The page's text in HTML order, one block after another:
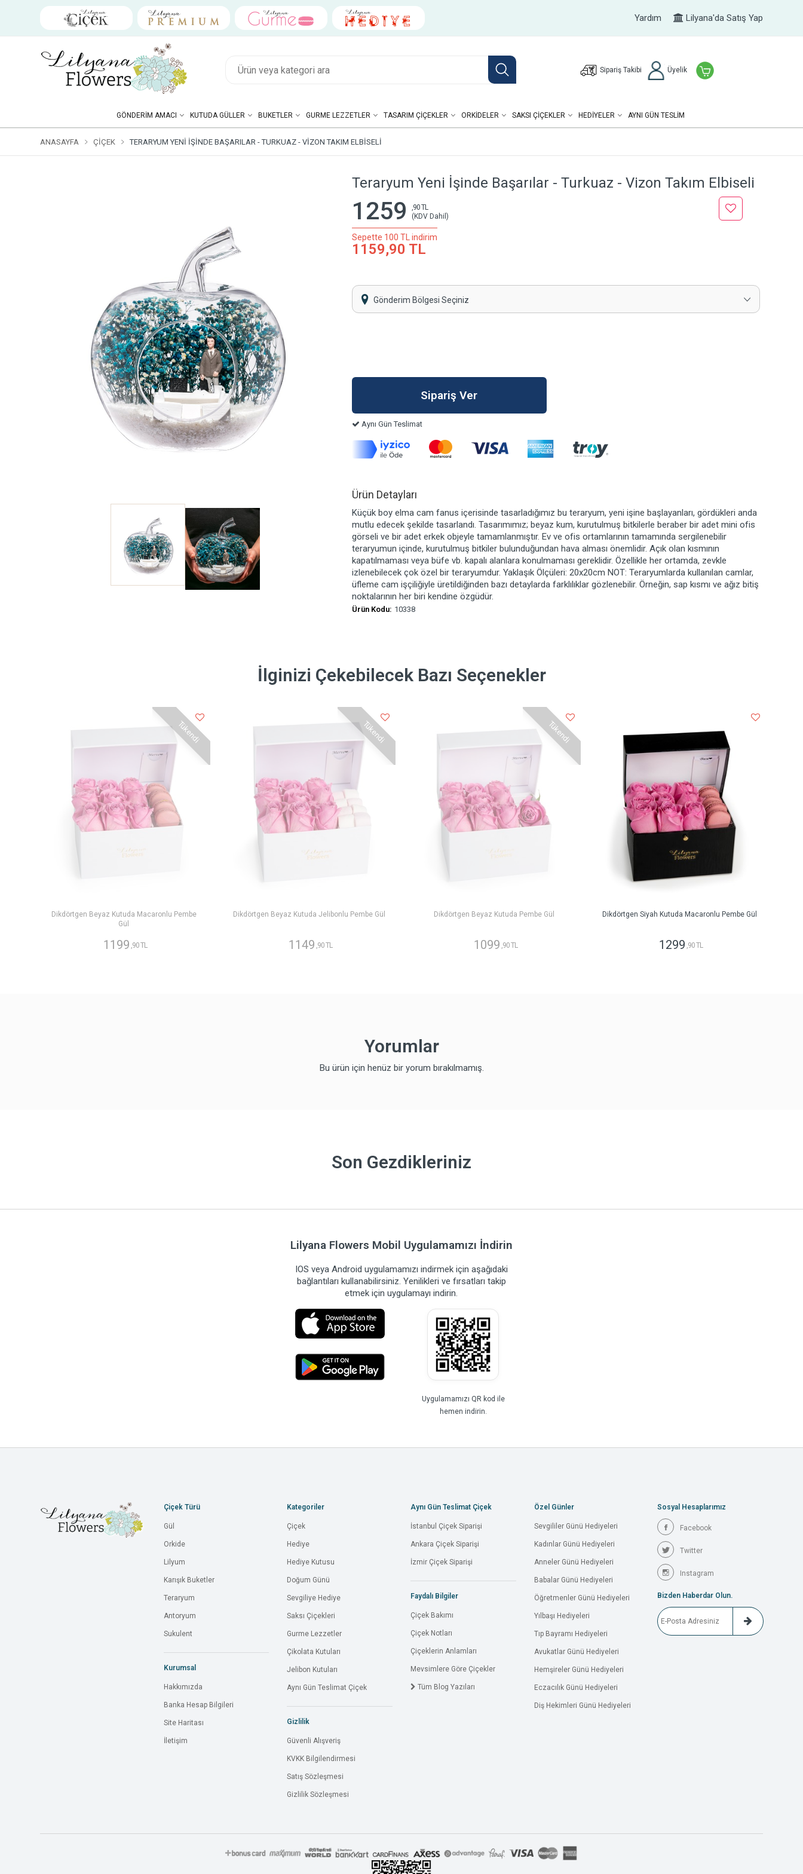
Yardım Lilyana'da Satış Yap
Sipariş Takibi Üyelik
GÖNDERIM AMACI KUTUDA GÜLLER BUKETLER GURME LEZZETLER TASARIM ÇIÇEKLER ORKIDELER SAKSI ÇIÇEKLER HEDIYELER AYNI GÜN TESLİM
ANASAYFA ÇIÇEK TERARYUM YENI İŞINDE BAŞARILAR - TURKUAZ - VIZON TAKIM ELBISELI
Teraryum Yeni İşinde Başarılar - Turkuaz - Vizon Takım Elbiseli
1259
,90 TL
(KDV Dahil)
Sepette 100 TL indirim
1159,90 TL
Gönderim Bölgesi Seçiniz
Aynı Gün Teslimat
Ürün Detayları
Küçük boy elma cam fanus içerisinde tasarladığımız bu teraryum, yeni işine başlayanları, gördükleri anda
mutlu edecek şekilde tasarlandı. Tasarımımız; beyaz kum, kurutulmuş bitkilerle beraber bir adet mini ofis
görseli ve bir adet erkek objeyle tamamlanmıştır. Ev ve ofis ortamlarının tamamında sergilenebilir
teraryumun içinde, kurutulmuş bitkiler bulunduğundan hava alması önemlidir. Açık olan kısmının
kapatılmaması veya büfe vb. kapalı alanlara konulmaması gereklidir. Özellikle her ortamda, zevkle
izlenebilecek çok özel bir teraryumdur. Yaklaşık Ölçüleri: 20x20cm NOT: Teraryumlarda kullanılan camlar,
üfleme cam işçiliğiyle üretildiğinden bazı detaylarda farklılıklar gözlenebilir. Örneğin, sap kısmı ve ağız bitiş
noktalarının her biri kendine özgüdür.
Ürün Kodu: 10338
İlginizi Çekebilecek Bazı Seçenekler
Tükendi
Dikdörtgen Beyaz Kutuda Macaronlu Pembe
Gül
1199 ,90 TL
Tükendi
Dikdörtgen Beyaz Kutuda Jelibonlu Pembe Gül
1149 ,90 TL
Tükendi
Dikdörtgen Beyaz Kutuda Pembe Gül
1099 ,90 TL
Dikdörtgen Siyah Kutuda Macaronlu Pembe Gül
1299 ,90 TL
Yorumlar
Bu ürün için henüz bir yorum bırakılmamış.
Son Gezdikleriniz
Lilyana Flowers Mobil Uygulamamızı İndirin
IOS veya Android uygulamamızı indirmek için aşağıdaki
bağlantıları kullanabilirsiniz. Yenilikleri ve fırsatları takip
etmek için uygulamayı indirin.
Uygulamamızı QR kod ile
hemen indirin.
Çiçek Türü
Gül
Orkide
Lilyum
Karışık Buketler
Teraryum
Antoryum
Sukulent
Kurumsal
Hakkımızda
Banka Hesap Bilgileri
Site Haritası
İletişim
Kategoriler
Çiçek
Hediye
Hediye Kutusu
Doğum Günü
Sevgiliye Hediye
Saksı Çiçekleri
Gurme Lezzetler
Çikolata Kutuları
Jelibon Kutuları
Aynı Gün Teslimat Çiçek
Gizlilik
Güvenli Alışveriş
KVKK Bilgilendirmesi
Satış Sözleşmesi
Gizlilik Sözleşmesi
Aynı Gün Teslimat Çiçek
İstanbul Çiçek Siparişi
Ankara Çiçek Siparişi
İzmir Çiçek Siparişi
Faydalı Bilgiler
Çiçek Bakımı
Çiçek Notları
Çiçeklerin Anlamları
Mevsimlere Göre Çiçekler
Tüm Blog Yazıları
Özel Günler
Sevgililer Günü Hediyeleri
Kadınlar Günü Hediyeleri
Anneler Günü Hediyeleri
Babalar Günü Hediyeleri
Öğretmenler Günü Hediyeleri
Yılbaşı Hediyeleri
Tıp Bayramı Hediyeleri
Avukatlar Günü Hediyeleri
Hemşireler Günü Hediyeleri
Eczacılık Günü Hediyeleri
Diş Hekimleri Günü Hediyeleri
Sosyal Hesaplarımız
Facebook
Twitter
Instagram
Bizden Haberdar Olun.